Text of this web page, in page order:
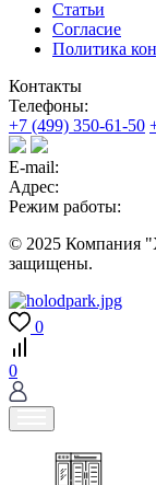
Статьи
Согласие
Политика
Контакты
Телефоны:
+7 (499) 350-61-50
E-mail:
Адрес:
Режим работы:
© 2025 Компания
защищены.
0
0